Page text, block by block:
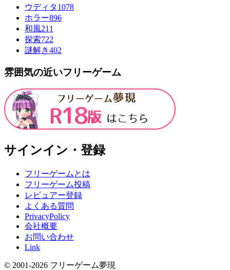
ウディタ1078
ホラー896
和風211
探索722
謎解き402
雰囲気の近いフリーゲーム
サインイン・登録
フリーゲームとは
フリーゲーム投稿
レビュアー登録
よくある質問
PrivacyPolicy
会社概要
お問い合わせ
Link
© 2001-2026 フリーゲーム夢現